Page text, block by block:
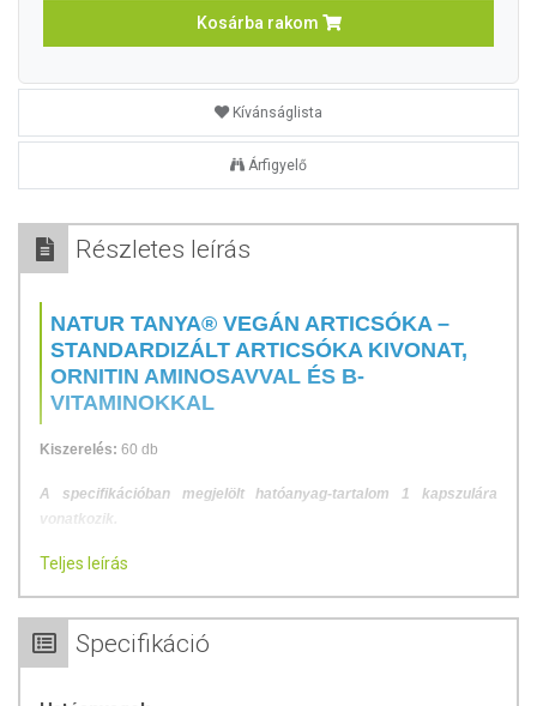
Kosárba rakom
Kívánságlista
Árfigyelő
Részletes leírás
NATUR TANYA® VEGÁN ARTICSÓKA –
STANDARDIZÁLT ARTICSÓKA KIVONAT,
ORNITIN AMINOSAVVAL ÉS B-
VITAMINOKKAL
Kiszerelés: 60 db
A specifikációban megjelölt hatóanyag-tartalom 1 kapszulára
vonatkozik.
STANDARDIZÁLT ARTICSÓKA KIVONAT, ORNITIN AMINOSAVVAL
TÁMOGATJA AZ EMÉSZTÉSI FOLYAMATOKAT, HOZZÁJÁRUL A
BÉLRENDSZERI KOMFORTÉRZETHEZ, ÉS ELŐSEGÍTI A
BÉLRENDSZER OPTIMÁLIS MŰKÖDÉSÉT. EMELLETT
Teljes leírás
Specifikáció